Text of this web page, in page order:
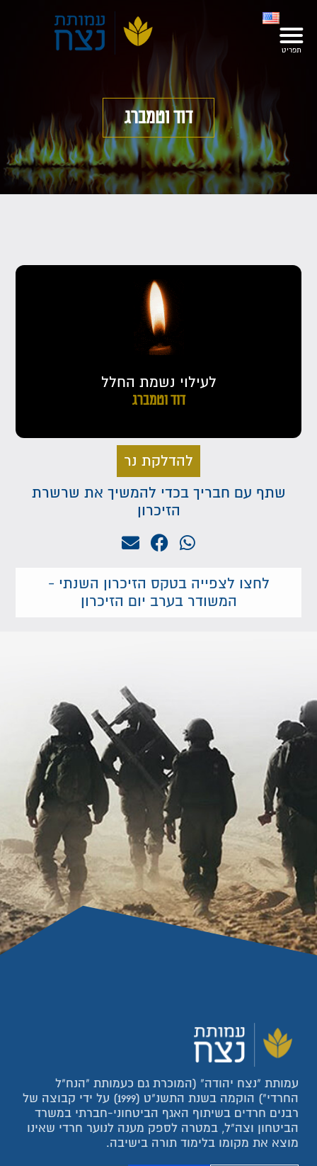
דוד וטמברג
לעילוי נשמת החלל
דוד וטמברג
להדלקת נר
שתף עם חבריך בכדי להמשיך את שרשרת
הזיכרון
לחצו לצפייה בטקס הזיכרון השנתי -
המשודר בערב יום הזיכרון
עמותת "נצח יהודה" (המוכרת גם כעמותת "הנח"ל
החרדי") הוקמה בשנת התשנ"ט (1999) על ידי קבוצה של
רבנים חרדים בשיתוף האגף הביטחוני-חברתי במשרד
הביטחון וצה"ל, במטרה לספק מענה לנוער חרדי שאינו
מוצא את מקומו בלימוד תורה בישיבה.